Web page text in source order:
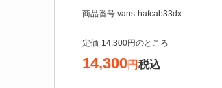
商品番号 vans-hafcab33dx
定価 14,300 のところ
14,300 税込